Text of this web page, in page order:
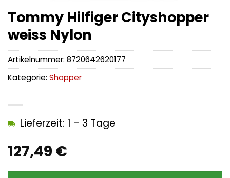
Tommy Hilfiger Cityshopper
weiss Nylon
127,49 €
Lieferzeit: 1 – 3 Tage
Artikelnummer: 8720642620177
Kategorie: Shopper